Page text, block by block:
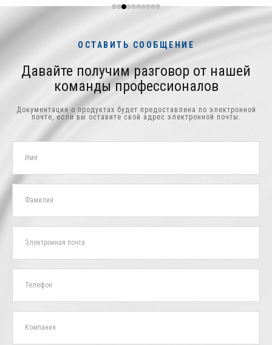
ОСТАВИТЬ СООБЩЕНИЕ
Давайте получим разговор от нашей
команды профессионалов
Документация о продуктах будет предоставлена ​​по электронной
почте, если вы оставите свой адрес электронной почты.